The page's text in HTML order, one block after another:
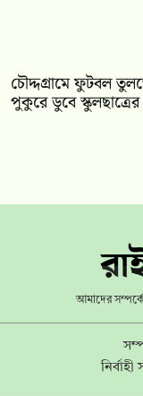
চৌদ্দগ্রামে ফুটবল
পুকুরে ডুবে
আমাদের সম্পর্কে